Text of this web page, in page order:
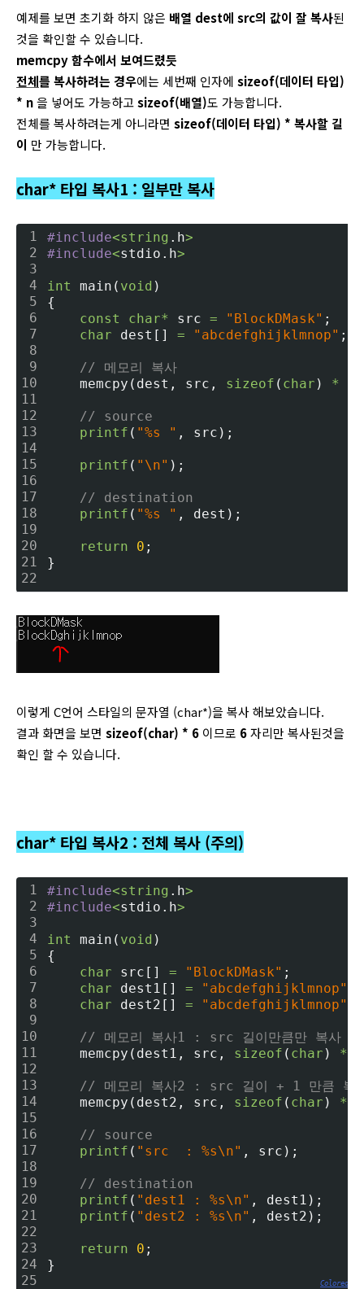
예제를 보면 초기화 하지 않은 배열 dest에 src의 값이 잘 복사된
것을 확인할 수 있습니다.
memcpy 함수에서 보여드렸듯
전체를 복사하려는 경우에는 세번째 인자에 sizeof(데이터 타입)
* n을 넣어도 가능하고sizeof(배열)도 가능합니다.
전체를 복사하려는게 아니라면 sizeof(데이터 타입) * 복사할 길
이 만 가능합니다.
char* 타입 복사1 : 일부만 복사
1
2
3
4
5
6
7
8
9
10
11
12
13
14
15
16
17
18
19
20
21
22
#include<string .h>
#include<stdio.h>
int main( void )
{
const
char* src = "BlockDMask" ;
char dest[] = "abcdefghijklmnop" ;
// 메모리 복사
memcpy(dest, src, sizeof ( char ) *
// source
printf ( "%s " , src);
printf ( "\n" );
// destination
printf ( "%s " , dest);
return 0 ;
}
이렇게 C언어 스타일의 문자열 (char*)을 복사 해보았습니다.
결과 화면을 보면 sizeof(char) * 6 이므로 6자리만 복사된것을
확인 할 수 있습니다.
char* 타입 복사2 : 전체 복사 (주의)
1
2
3
4
5
6
7
8
9
10
11
12
13
14
15
16
17
18
19
20
21
22
23
24
25
#include<string .h>
#include<stdio.h>
int main( void )
{
char src[] = "BlockDMask" ;
char dest1[] = "abcdefghijklmnop"
char dest2[] = "abcdefghijklmnop"
// 메모리 복사1 : src 길이만큼만 복사
memcpy(dest1, src, sizeof ( char ) *
// 메모리 복사2 : src 길이 + 1 만큼 복
memcpy(dest2, src, sizeof ( char ) *
// source
printf ( "src  : %s\n" , src);
// destination
printf ( "dest1 : %s\n" , dest1);
printf ( "dest2 : %s\n" , dest2);
return 0 ;
}
Colored